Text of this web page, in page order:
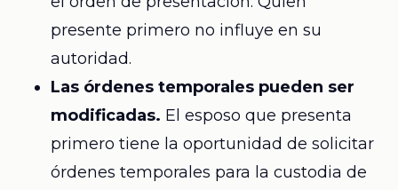
presente primero no influye en su
autoridad.
Las órdenes temporales pueden ser
modificadas. El esposo que presenta
primero tiene la oportunidad de solicitar
órdenes temporales para la custodia de